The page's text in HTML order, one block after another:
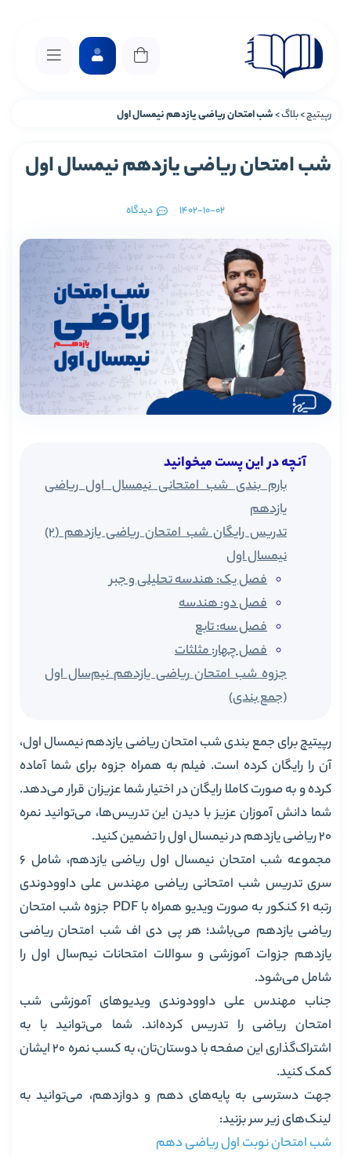
رپیتیچ>بلاگ>شب امتحان ریاضی یازدهم نیمسال اول
شب امتحان ریاضی یازدهم نیمسال اول
1402-10-02 دیدگاه
آنچه در این پست میخوانید
بارم بندی شب امتحانی نیمسال اول ریاضی
یازدهم
تدریس رایگان شب امتحان ریاضی یازدهم (2)
نیمسال اول
فصل یک: هندسه تحلیلی و جبر
فصل دو: هندسه
فصل سه: تابع
فصل چهار: مثلثات
جزوه شب امتحان ریاضی یازدهم نیم‏‌سال اول
(جمع بندی)
رپیتیچ برای جمع بندی شب امتحان ریاضی یازدهم نیمسال اول،
آن را رایگان کرده است. فیلم به همراه جزوه برای شما آماده
کرده و به صورت کاملا رایگان در اختیار شما عزیزان قرار می‌دهد.
شما دانش آموزان عزیز با دیدن‌ این تدریس‌ها، می‌توانید نمره
20 ریاضی یازدهم در نیمسال اول را تضمین کنید.
مجموعه شب امتحان نیمسال اول ریاضی یازدهم، شامل 6
سری تدریس شب امتحانی ریاضی مهندس علی داوودوندی
رتبه 61 کنکور به صورت ویدیو همراه با PDF جزوه شب امتحان
ریاضی یازدهم می‌باشد؛ هر پی دی اف شب امتحان ریاضی
یازدهم جزوات آموزشی و سوالات امتحانات نیم‌سال اول را
شامل می‌شود.
جناب مهندس علی داوودوندی ویدیوهای آموزشی شب
امتحان ریاضی را تدریس کرده‌اند. شما می‌توانید با به
اشتراک‌گذاری این صفحه با دوستان‌تان، به کسب نمره 20 ایشان
کمک کنید.
جهت دسترسی به پایه‌های دهم و دوازدهم، می‌توانید به
لینک‌های زیر سر بزنید:
شب امتحان نوبت اول ریاضی دهم